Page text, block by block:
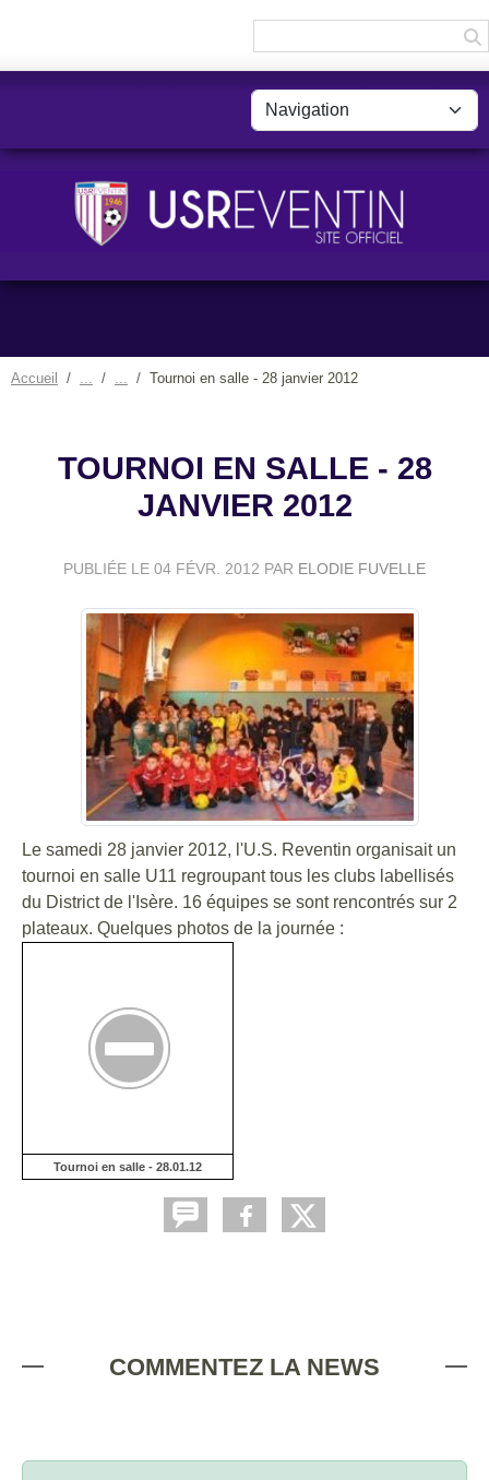
Accueil Tournoi en salle - 28 janvier 2012
TOURNOI EN SALLE - 28
JANVIER 2012
PUBLIÉE LE 04 FÉVR. 2012 PAR ELODIE FUVELLE
Le samedi 28 janvier 2012, l'U.S. Reventin organisait un
tournoi en salle U11 regroupant tous les clubs labellisés
du District de l'Isère. 16 équipes se sont rencontrés sur 2
plateaux. Quelques photos de la journée :
Tournoi en salle - 28.01.12
COMMENTEZ LA NEWS